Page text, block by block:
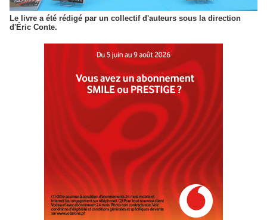
Le livre a été rédigé par un collectif d'auteurs sous la direction
d'Éric Conte.